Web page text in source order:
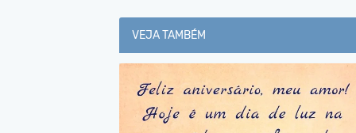
VEJA TAMBÉM